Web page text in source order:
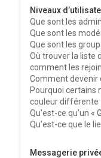
Niveaux
Que sont les
Que sont les
Que sont les
Où trouver la liste
comment les
Comment devenir
Pourquoi certains
couleur différente
Qu’est-ce qu’un «
Qu’est-ce que le
Messagerie